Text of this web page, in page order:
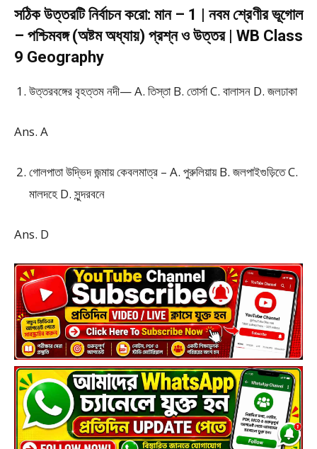
সঠিক উত্তরটি নির্বাচন করো: মান – 1 | নবম শ্রেণীর ভূগোল
– পশ্চিমবঙ্গ (অষ্টম অধ্যায়) প্রশ্ন ও উত্তর | WB Class
9 Geography
উত্তরবঙ্গের বৃহত্তম নদী— A. তিস্তা B. তোর্সা C. বালাসন D. জলঢাকা
Ans. A
গোলপাতা উদ্ভিদ জন্মায় কেবলমাত্র – A. পুরুলিয়ায় B. জলপাইগুড়িতে C.
মালদহে D. সুন্দরবনে
Ans. D